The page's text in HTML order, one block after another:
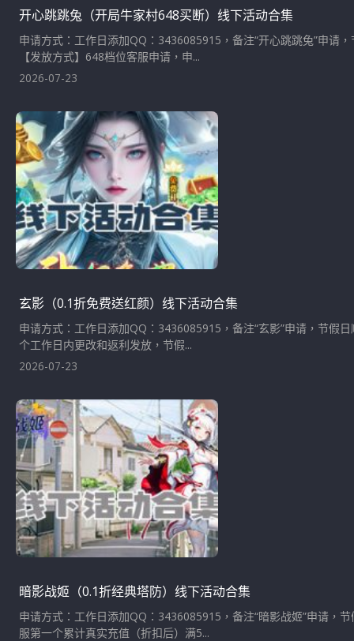
开心跳跳兔（开局牛家村648买断）线下活动合集
申请方式：工作日添加QQ：3436085915，备注“开心跳跳兔”申请
【发放方式】648档位客服申请，申...
2026-07-23
玄影（0.1折免费送红颜）线下活动合集
申请方式：工作日添加QQ：3436085915，备注“玄影”申请，节假
个工作日内更改和返利发放，节假...
2026-07-23
暗影战姬（0.1折经典塔防）线下活动合集
申请方式：工作日添加QQ：3436085915，备注“暗影战姬”申请，
服第一个累计真实充值（折扣后）满5...